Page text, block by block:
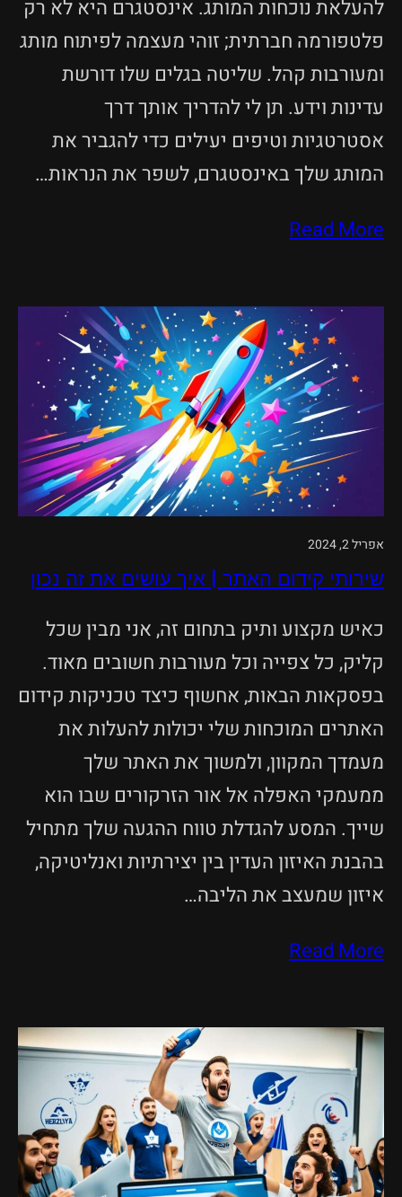
להעלאת נוכחות המותג. אינסטגרם היא לא רק
פלטפורמה חברתית; זוהי מעצמה לפיתוח מותג
ומעורבות קהל. שליטה בגלים שלו דורשת
עדינות וידע. תן לי להדריך אותך דרך
אסטרטגיות וטיפים יעילים כדי להגביר את
המותג שלך באינסטגרם, לשפר את הנראות…
Read More
אפריל 2, 2024
שירותי קידום האתר | איך עושים את זה נכון
כאיש מקצוע ותיק בתחום זה, אני מבין שכל
קליק, כל צפייה וכל מעורבות חשובים מאוד.
בפסקאות הבאות, אחשוף כיצד טכניקות קידום
האתרים המוכחות שלי יכולות להעלות את
מעמדך המקוון, ולמשוך את האתר שלך
ממעמקי האפלה אל אור הזרקורים שבו הוא
שייך. המסע להגדלת טווח ההגעה שלך מתחיל
בהבנת האיזון העדין בין יצירתיות ואנליטיקה,
איזון שמעצב את הליבה…
Read More